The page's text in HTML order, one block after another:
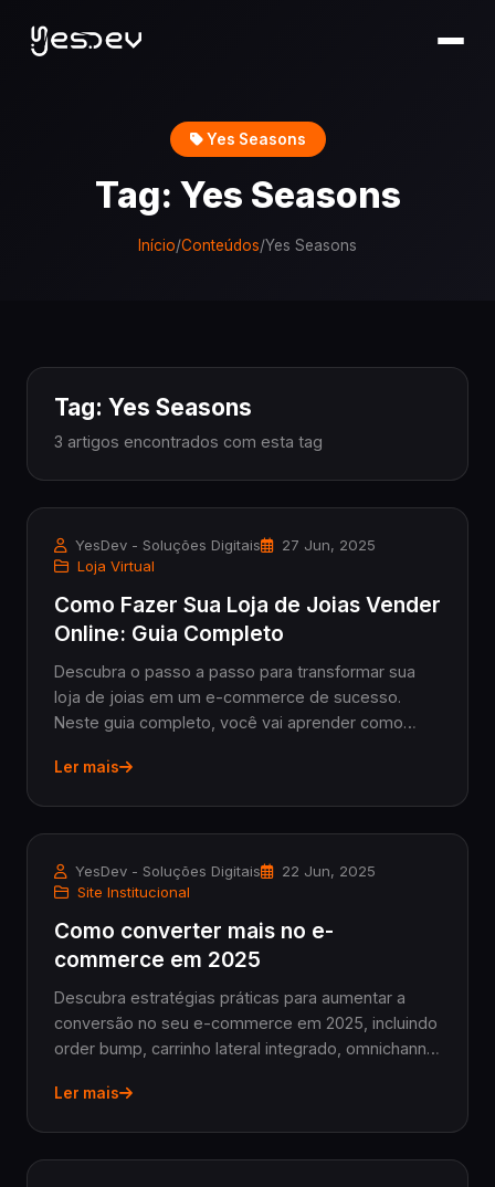
Yes Seasons
Tag: Yes Seasons
Início/Conteúdos/Yes Seasons
Tag: Yes Seasons
3 artigos encontrados com esta tag
YesDev - Soluções Digitais
27 Jun, 2025
Loja Virtual
Como Fazer Sua Loja de Joias Vender
Online: Guia Completo
Descubra o passo a passo para transformar sua
loja de joias em um e-commerce de sucesso.
Neste guia completo, você vai aprender como
profissionais para destacar suas peças, aplicar
de desconto exclusivo para criar sua loja na Tray
com os temas Yes Seasons Joias e Yes Pro Joias.
Ler mais
YesDev - Soluções Digitais
22 Jun, 2025
Site Institucional
Como converter mais no e-
commerce em 2025
Descubra estratégias práticas para aumentar a
conversão no seu e-commerce em 2025, incluindo
order bump, carrinho lateral integrado, omnichannel
Ler mais